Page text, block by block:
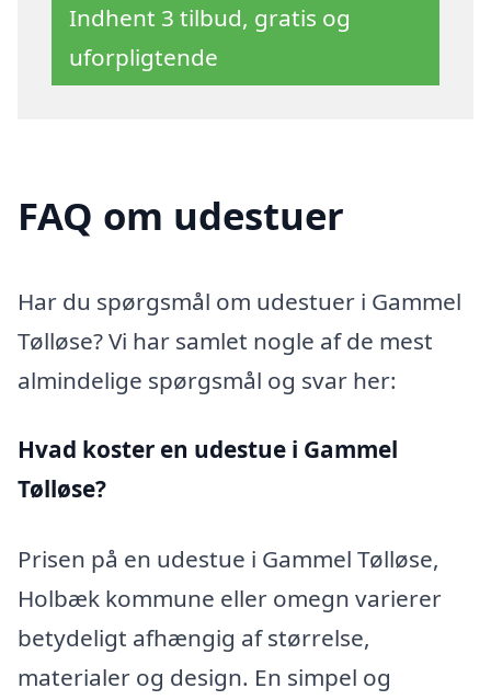
Indhent 3 tilbud, gratis og
uforpligtende
FAQ om udestuer
Har du spørgsmål om udestuer i Gammel
Tølløse? Vi har samlet nogle af de mest
almindelige spørgsmål og svar her:
Hvad koster en udestue i Gammel
Tølløse?
Prisen på en udestue i Gammel Tølløse,
Holbæk kommune eller omegn varierer
betydeligt afhængig af størrelse,
materialer og design. En simpel og